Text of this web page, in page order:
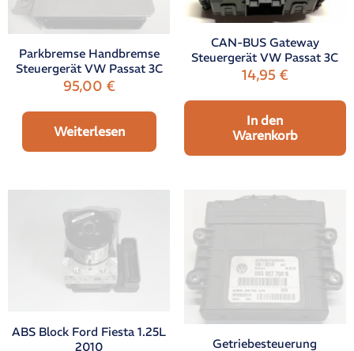
Parkbremse Handbremse
Steuergerät VW Passat 3C
95,00 €
Weiterlesen
CAN-BUS Gateway
Steuergerät VW Passat 3C
14,95 €
In den
Warenkorb
ABS Block Ford Fiesta 1.25L
2010
Getriebesteuerung